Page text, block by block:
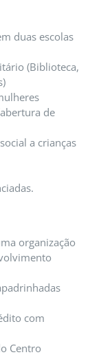
duas escolas
(Biblioteca,
de
a crianças
organização
com
Centro